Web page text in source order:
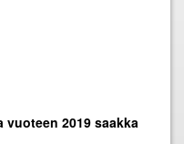
2019 saakka